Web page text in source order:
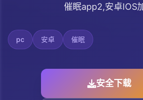
催眠app2,安卓IOS
pc 安卓 催眠
安全下载